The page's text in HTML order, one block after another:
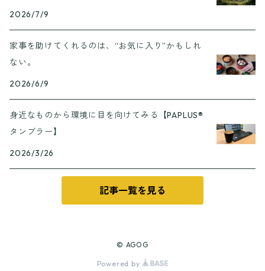
2026/7/9
家事を助けてくれるのは、“お気に入り”かもしれ
ない。
2026/6/9
身近なものから環境に目を向けてみる【PAPLUS®
タンブラー】
2026/3/26
記事一覧を見る
© AGOG
Powered by